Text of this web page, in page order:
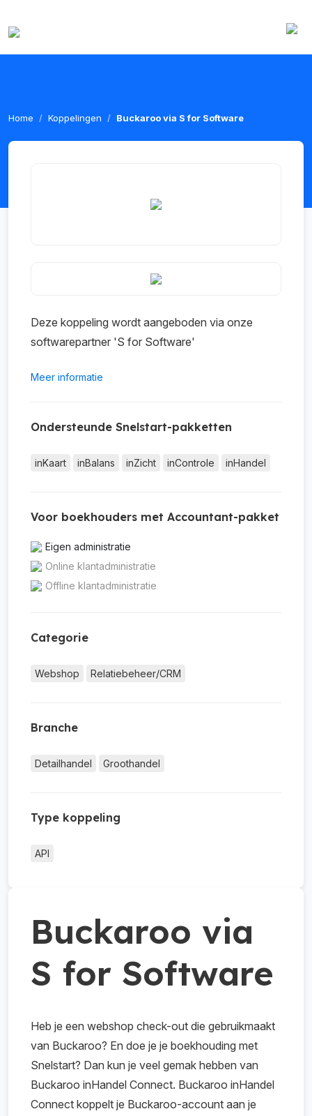
Home Koppelingen Buckaroo via S for Software
Deze koppeling wordt aangeboden via onze
softwarepartner 'S for Software'
Meer informatie
Ondersteunde Snelstart-pakketten
inKaart inBalans inZicht inControle inHandel
Voor boekhouders met Accountant-pakket
Eigen administratie
Online klantadministratie
Offline klantadministratie
Categorie
Webshop Relatiebeheer/CRM
Branche
Detailhandel Groothandel
Type koppeling
API
Buckaroo via
S for Software
Heb je een webshop check-out die gebruikmaakt
van Buckaroo? En doe je je boekhouding met
Snelstart? Dan kun je veel gemak hebben van
Buckaroo inHandel Connect. Buckaroo inHandel
Connect koppelt je Buckaroo-account aan je